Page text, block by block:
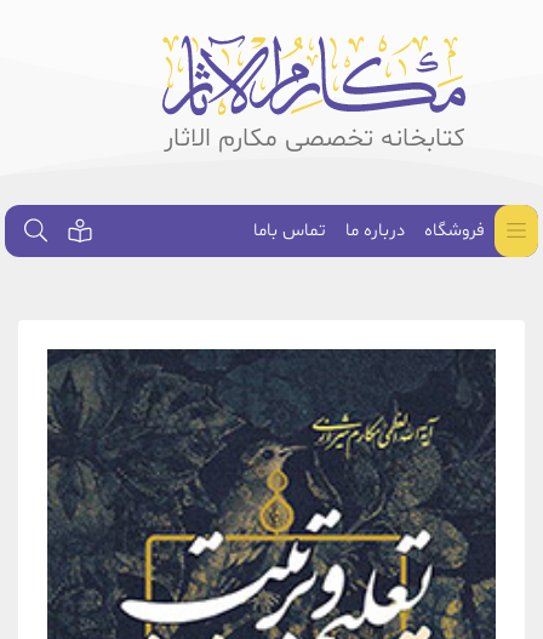
کتابخانه تخصصی مکارم الاثار
فروشگاه درباره ما تماس باما